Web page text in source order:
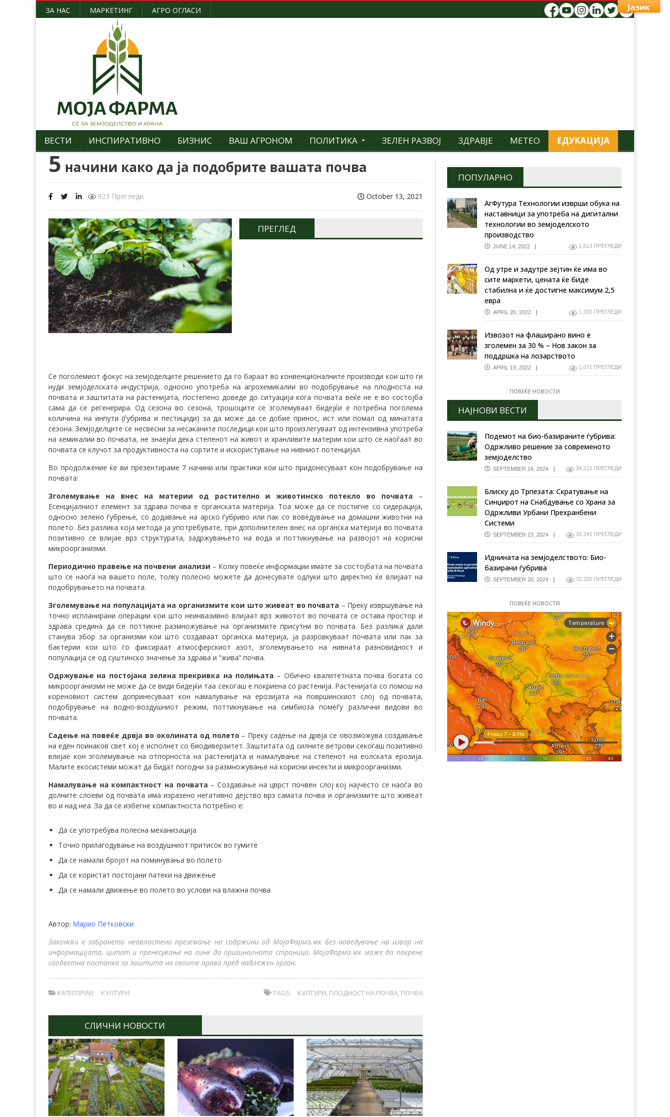
ЗА НАС МАРКЕТИНГ АГРО ОГЛАСИ
ВЕСТИ ИНСПИРАТИВНО БИЗНИС ВАШ АГРОНОМ ПОЛИТИКА ЗЕЛЕН РАЗВОЈ ЗДРАВЈЕ МЕТЕО ЕДУКАЦИЈА
5 начини како да ја подобрите вашата почва
923 Прегледи October 13, 2021
ПРЕГЛЕД
Се поголемиот фокус на земјоделците решението да го бараат во конвенционалните производи кои што ги
нуди земјоделската индустрија, односно употреба на агрохемикалии во подобрување на плодноста на
почвата и заштитата на растенијата, постепено доведе до ситуација кога почвата веќе не е во состојба
сама да се регенерира. Од сезона во сезона, трошоците се зголемуваат бидејќи е потребна поголема
количина на инпути (ѓубрива и пестициди) за да може да се добие принос, ист или помал од минатата
сезона. Земјоделците се несвесни за несаканите последици кои што произлегуваат од интензивна употреба
на хемикалии во почвата, не знаејќи дека степенот на живот и хранливите материи кои што се наоѓаат во
почвата се клучот за продуктивноста на сортите и искористување на нивниот потенцијал.
Во продолжение ќе ви презентираме 7 начини или практики кои што придонесуваат кон подобрување на
почвата:
Зголемување на внес на материи од растително и животинско потекло во почвата –
Есенцијалниот елемент за здрава почва е органската материја. Тоа може да се постигне со сидерација,
односно зелено ѓубрење, со додавање на арско ѓубриво или пак со воведување на домашни животни на
полето. Без разлика која метода ја употребувате, при дополнителен внес на органска материја во почвата
позитивно се влијае врз структурата, задржувањето на вода и поттикнување на развојот на корисни
микроорганизми.
Периодично правење на почвени анализи – Колку повеќе информации имате за состојбата на почвата
што се наоѓа на вашето поле, толку полесно можете да донесувате одлуки што директно ќе влијаат на
подобрувањето на почвата.
Зголемување на популацијата на организмите кои што живеат во почвата – Преку извршување на
точно испланирани операции кои што неинвазивно влијаат врз животот во почвата се остава простор и
здрава средина да се поттикне размножување на организмите присутни во почвата. Без разлика дали
станува збор за организми кои што создаваат органска материја, ја разровкуваат почвата или пак за
бактерии кои што го фиксираат атмосферскиот азот, зголемувањето на нивната разновидност и
популација се од суштинско значење за здрава и “жива” почва.
Одржување на постојана зелена прекривка на полињата – Обично квалитетната почва богата со
микроорганизми не може да се види бидејќи таа секогаш е покриена со растенија. Растенијата со помош на
кореновиот систем допринесуваат кон намалување на ерозијата на површинскиот слој од почвата,
подобрување на водно-воздушниот режим, поттикнување на симбиоза помеѓу различни видови во
почвата.
Садење на повеќе дрвја во околината од полето – Преку садење на дрвја се овозможува создавање
на еден поинаков свет кој е исполнет со биодиверзитет. Заштитата од силните ветрови секогаш позитивно
влијае кон зголемување на отпорноста на растенијата и намалување на степенот на еолската ерозија.
Малите екосистеми можат да бидат погодни за размножување на корисни инсекти и микроорганизми.
Намалување на компактност на почвата – Создавање на цврст почвен слој кој најчесто се наоѓа во
долните слоеви од почвата има изразено негативно дејство врз самата почва и организмите што живеат
во и над неа. За да се избегне компактноста потребно е:
Да се употребува полесна механизација
Точно прилагодување на воздушниот притисок во гумите
Да се намали бројот на поминувања во полето
Да се користат постојани патеки на движење
Да се намали движење во полето во услови на влажна почва
Автор: Марио Петковски
Законски е забрането неовластено преземање на содржини од МојаФарма.мк без наведување на извор на
информацијата, цитат и пренесување на линк до оригиналната страница. МојаФарма.мк може да покрене
соодветна постапка за заштита на своите права пред надлежен орган.
КАТЕГОРИИ: КУЛТУРИ TAGS: КУЛТУРИ, ПЛОДНОСТ НА ПОЧВА, ПОЧВА
СЛИЧНИ НОВОСТИ
ПОПУЛАРНО
АгФутура Технологии изврши обука на
наставници за употреба на дигитални
технологии во земјоделското
производство
JUNE 14, 2022 1,513 ПРЕГЛЕДИ
Од утре и задутре зејтин ќе има во
сите маркети, цената ќе биде
стабилна и ќе достигне максимум 2,5
евра
APRIL 20, 2022 1,200 ПРЕГЛЕДИ
Извозот на флаширано вино е
зголемен за 30 % – Нов закон за
поддршка на лозарството
APRIL 19, 2022 1,071 ПРЕГЛЕДИ
ПОВЕЌЕ НОВОСТИ
НАЈНОВИ ВЕСТИ
Подемот на био-базираните ѓубрива:
Одржливо решение за современото
земјоделство
SEPTEMBER 24, 2024 34,216 ПРЕГЛЕДИ
Блиску до Трпезата: Скратување на
Синџирот на Снабдување со Храна за
Одржливи Урбани Прехранбени
Системи
SEPTEMBER 23, 2024 33,241 ПРЕГЛЕДИ
Иднината на земјоделството: Био-
базирани ѓубрива
SEPTEMBER 20, 2024 33,220 ПРЕГЛЕДИ
ПОВЕЌЕ НОВОСТИ
Јазик